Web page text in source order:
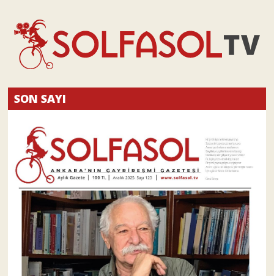
SON SAYI